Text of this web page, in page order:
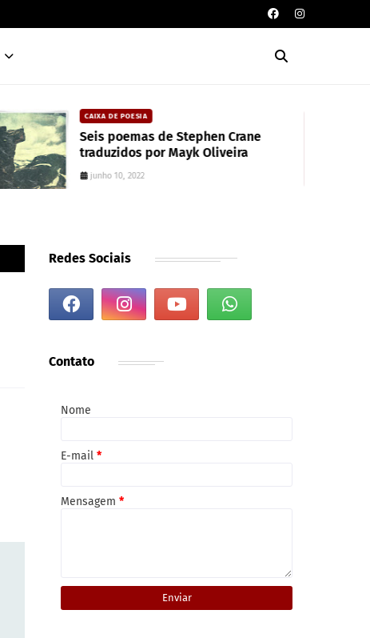
CAIXA DE POESIA
Seis poemas de Stephen Crane
traduzidos por Mayk Oliveira
junho 10, 2022
Redes Sociais
Contato
Nome
E-mail *
Mensagem *